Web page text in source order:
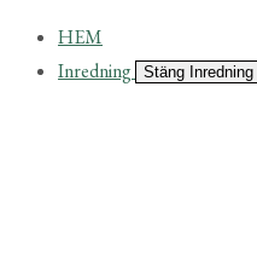
HEM
Inredning
Stäng Inredning